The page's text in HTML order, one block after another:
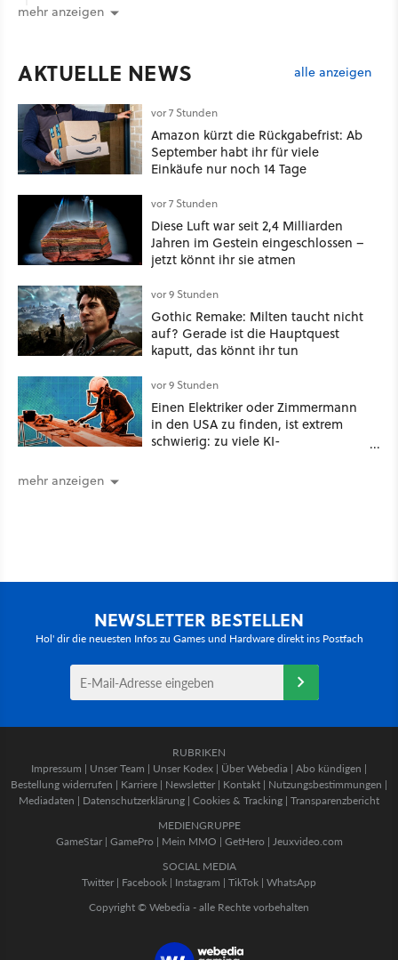
mehr anzeigen
AKTUELLE NEWS alle anzeigen
vor 7 Stunden
Amazon kürzt die Rückgabefrist: Ab
September habt ihr für viele
Einkäufe nur noch 14 Tage
vor 7 Stunden
Diese Luft war seit 2,4 Milliarden
Jahren im Gestein eingeschlossen –
jetzt könnt ihr sie atmen
vor 9 Stunden
Gothic Remake: Milten taucht nicht
auf? Gerade ist die Hauptquest
kaputt, das könnt ihr tun
vor 9 Stunden
Einen Elektriker oder Zimmermann
in den USA zu finden, ist extrem
schwierig: zu viele KI-
mehr anzeigen
NEWSLETTER BESTELLEN
Hol' dir die neuesten Infos zu Games und Hardware direkt ins Postfach
RUBRIKEN
Impressum | Unser Team | Unser Kodex | Über Webedia | Abo kündigen |
Bestellung widerrufen | Karriere | Newsletter | Kontakt | Nutzungsbestimmungen |
Mediadaten | Datenschutzerklärung | Cookies & Tracking | Transparenzbericht
MEDIENGRUPPE
GameStar| GamePro | Mein MMO | GetHero | Jeuxvideo.com
SOCIAL MEDIA
Twitter | Facebook | Instagram | TikTok | WhatsApp
Copyright © Webedia - alle Rechte vorbehalten